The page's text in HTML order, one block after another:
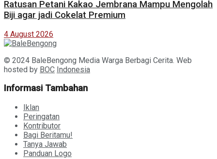
Ratusan Petani Kakao Jembrana Mampu Mengolah
Biji agar jadi Cokelat Premium
4 August 2026
© 2024 BaleBengong Media Warga Berbagi Cerita. Web
hosted by BOC Indonesia
Informasi Tambahan
Iklan
Peringatan
Kontributor
Bagi Beritamu!
Tanya Jawab
Panduan Logo